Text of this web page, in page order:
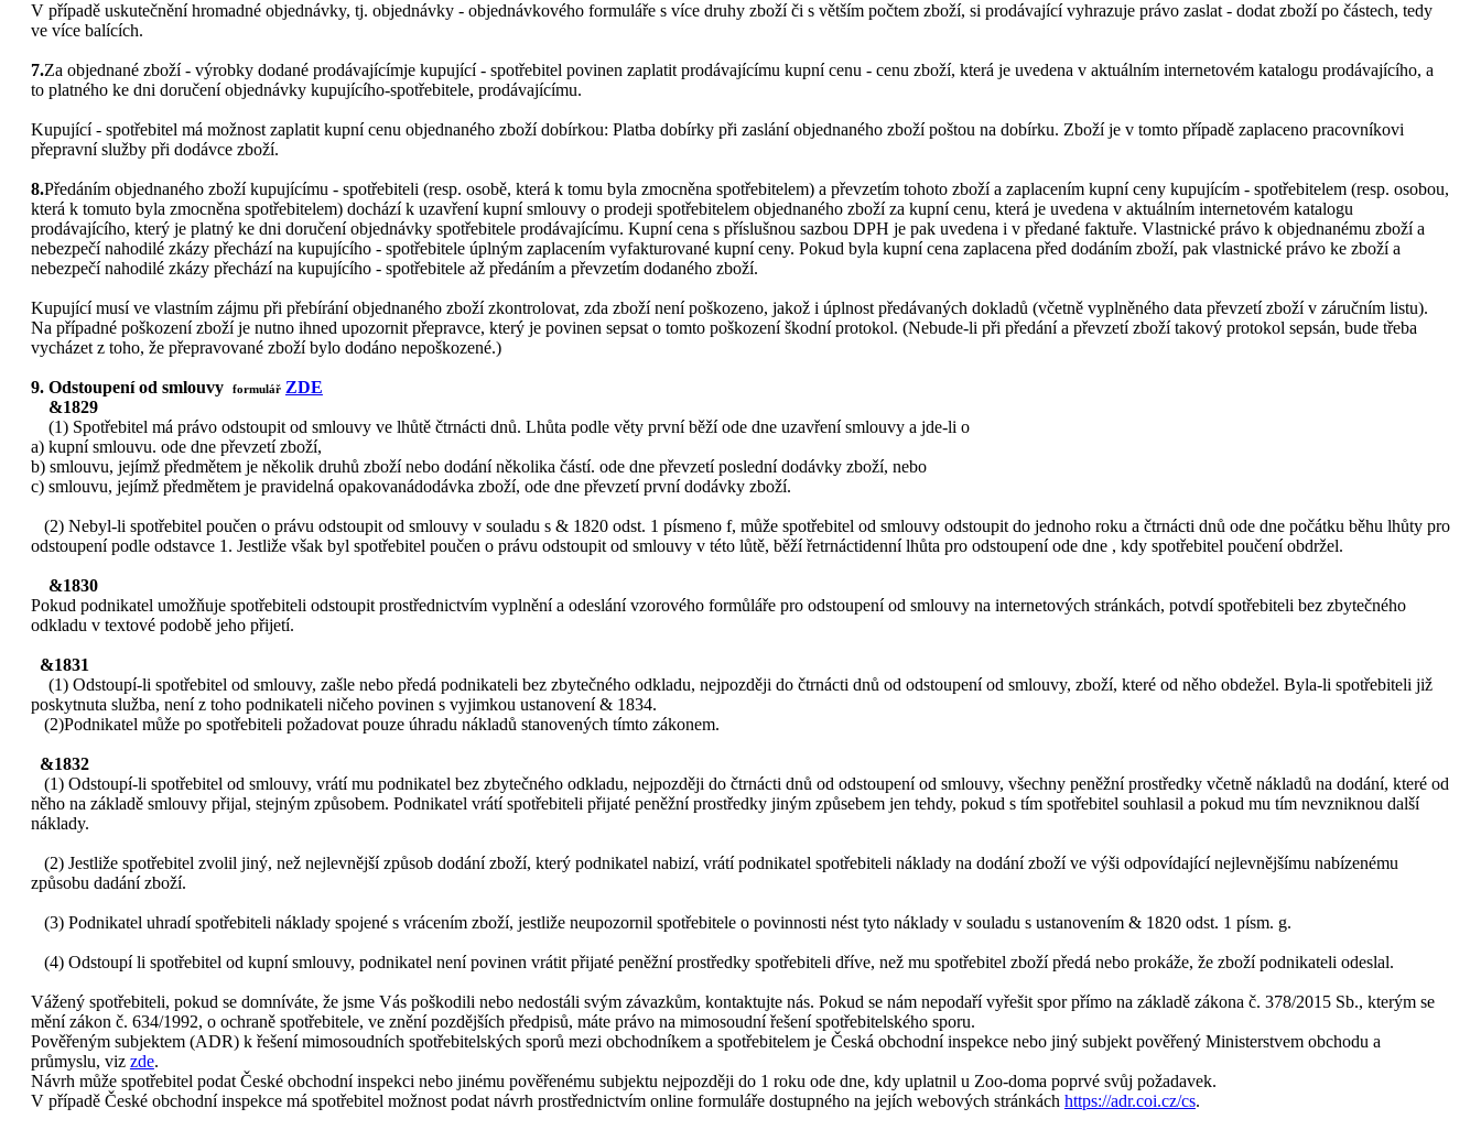
V případě uskutečnění hromadné objednávky, tj. objednávky - objednávkového formuláře s více druhy zboží či s větším počtem zboží, si prodávající vyhrazuje právo zaslat - dodat zboží po částech, tedy
ve více balících.
7.Za objednané zboží - výrobky dodané prodávajícímje kupující - spotřebitel povinen zaplatit prodávajícímu kupní cenu - cenu zboží, která je uvedena v aktuálním internetovém katalogu prodávajícího, a
to platného ke dni doručení objednávky kupujícího-spotřebitele, prodávajícímu.
Kupující - spotřebitel má možnost zaplatit kupní cenu objednaného zboží dobírkou: Platba dobírky při zaslání objednaného zboží poštou na dobírku. Zboží je v tomto případě zaplaceno pracovníkovi
přepravní služby při dodávce zboží.
8.Předáním objednaného zboží kupujícímu - spotřebiteli (resp. osobě, která k tomu byla zmocněna spotřebitelem) a převzetím tohoto zboží a zaplacením kupní ceny kupujícím - spotřebitelem (resp. osobou,
která k tomuto byla zmocněna spotřebitelem) dochází k uzavření kupní smlouvy o prodeji spotřebitelem objednaného zboží za kupní cenu, která je uvedena v aktuálním internetovém katalogu
prodávajícího, který je platný ke dni doručení objednávky spotřebitele prodávajícímu. Kupní cena s příslušnou sazbou DPH je pak uvedena i v předané faktuře. Vlastnické právo k objednanému zboží a
nebezpečí nahodilé zkázy přechází na kupujícího - spotřebitele úplným zaplacením vyfakturované kupní ceny. Pokud byla kupní cena zaplacena před dodáním zboží, pak vlastnické právo ke zboží a
nebezpečí nahodilé zkázy přechází na kupujícího - spotřebitele až předáním a převzetím dodaného zboží.
Kupující musí ve vlastním zájmu při přebírání objednaného zboží zkontrolovat, zda zboží není poškozeno, jakož i úplnost předávaných dokladů (včetně vyplněného data převzetí zboží v záručním listu).
Na případné poškození zboží je nutno ihned upozornit přepravce, který je povinen sepsat o tomto poškození škodní protokol. (Nebude-li při předání a převzetí zboží takový protokol sepsán, bude třeba
vycházet z toho, že přepravované zboží bylo dodáno nepoškozené.)
9. Odstoupení od smlouvy formulář ZDE
&1829
(1) Spotřebitel má právo odstoupit od smlouvy ve lhůtě čtrnácti dnů. Lhůta podle věty první běží ode dne uzavření smlouvy a jde-li o
a) kupní smlouvu. ode dne převzetí zboží,
b) smlouvu, jejímž předmětem je několik druhů zboží nebo dodání několika částí. ode dne převzetí poslední dodávky zboží, nebo
c) smlouvu, jejímž předmětem je pravidelná opakovanádodávka zboží, ode dne převzetí první dodávky zboží.
(2) Nebyl-li spotřebitel poučen o právu odstoupit od smlouvy v souladu s & 1820 odst. 1 písmeno f, může spotřebitel od smlouvy odstoupit do jednoho roku a čtrnácti dnů ode dne počátku běhu lhůty pro
odstoupení podle odstavce 1. Jestliže však byl spotřebitel poučen o právu odstoupit od smlouvy v této lůtě, běží řetrnáctidenní lhůta pro odstoupení ode dne , kdy spotřebitel poučení obdržel.
&1830
Pokud podnikatel umožňuje spotřebiteli odstoupit prostřednictvím vyplnění a odeslání vzorového formůláře pro odstoupení od smlouvy na internetových stránkách, potvdí spotřebiteli bez zbytečného
odkladu v textové podobě jeho přijetí.
&1831
(1) Odstoupí-li spotřebitel od smlouvy, zašle nebo předá podnikateli bez zbytečného odkladu, nejpozději do čtrnácti dnů od odstoupení od smlouvy, zboží, které od něho obdežel. Byla-li spotřebiteli již
poskytnuta služba, není z toho podnikateli ničeho povinen s vyjimkou ustanovení & 1834.
(2)Podnikatel může po spotřebiteli požadovat pouze úhradu nákladů stanovených tímto zákonem.
&1832
(1) Odstoupí-li spotřebitel od smlouvy, vrátí mu podnikatel bez zbytečného odkladu, nejpozději do čtrnácti dnů od odstoupení od smlouvy, všechny peněžní prostředky včetně nákladů na dodání, které od
něho na základě smlouvy přijal, stejným způsobem. Podnikatel vrátí spotřebiteli přijaté peněžní prostředky jiným způsebem jen tehdy, pokud s tím spotřebitel souhlasil a pokud mu tím nevzniknou další
náklady.
(2) Jestliže spotřebitel zvolil jiný, než nejlevnější způsob dodání zboží, který podnikatel nabizí, vrátí podnikatel spotřebiteli náklady na dodání zboží ve výši odpovídající nejlevnějšímu nabízenému
způsobu dadání zboží.
(3) Podnikatel uhradí spotřebiteli náklady spojené s vrácením zboží, jestliže neupozornil spotřebitele o povinnosti nést tyto náklady v souladu s ustanovením & 1820 odst. 1 písm. g.
(4) Odstoupí li spotřebitel od kupní smlouvy, podnikatel není povinen vrátit přijaté peněžní prostředky spotřebiteli dříve, než mu spotřebitel zboží předá nebo prokáže, že zboží podnikateli odeslal.
Vážený spotřebiteli, pokud se domníváte, že jsme Vás poškodili nebo nedostáli svým závazkům, kontaktujte nás. Pokud se nám nepodaří vyřešit spor přímo na základě zákona č. 378/2015 Sb., kterým se
mění zákon č. 634/1992, o ochraně spotřebitele, ve znění pozdějších předpisů, máte právo na mimosoudní řešení spotřebitelského sporu.
Pověřeným subjektem (ADR) k řešení mimosoudních spotřebitelských sporů mezi obchodníkem a spotřebitelem je Česká obchodní inspekce nebo jiný subjekt pověřený Ministerstvem obchodu a
průmyslu, viz zde.
Návrh může spotřebitel podat České obchodní inspekci nebo jinému pověřenému subjektu nejpozději do 1 roku ode dne, kdy uplatnil u Zoo-doma poprvé svůj požadavek.
V případě České obchodní inspekce má spotřebitel možnost podat návrh prostřednictvím online formuláře dostupného na jejích webových stránkách https://adr.coi.cz/cs.